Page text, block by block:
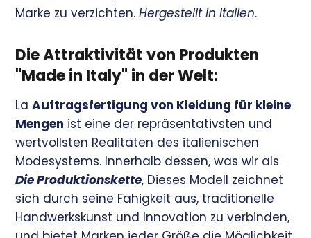
Marke zu verzichten.Hergestellt in Italien.
Die Attraktivität von Produkten
"Made in Italy" in der Welt:
LaAuftragsfertigung von Kleidung für kleine
Mengen ist eine der repräsentativsten und
wertvollsten Realitäten des italienischen
Modesystems. Innerhalb dessen, was wir als
Die Produktionskette, Dieses Modell zeichnet
sich durch seine Fähigkeit aus, traditionelle
Handwerkskunst und Innovation zu verbinden,